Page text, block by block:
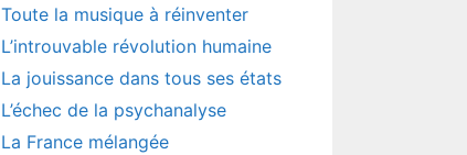
Toute la musique à réinventer
L’introuvable révolution humaine
La jouissance dans tous ses états
L’échec de la psychanalyse
La France mélangée